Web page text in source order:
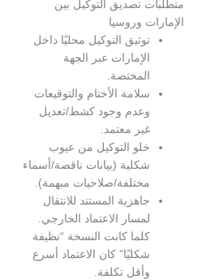
تصديق التوكيل بين
وروسيا
التوكيل محليًا داخل
عبر الجهة
الأختام والتوقيعات
وجود كشط/تعديل
التوكيل من عيوب
(بيانات ناقصة/أسماء
صلاحيات مبهمة).
المستند للانتقال
الاعتماد الخارجي.
كانت النسخة “نظيفة
كان الاعتماد أسرع
تكلفة.